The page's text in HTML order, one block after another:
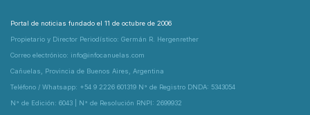
Portal de noticias fundado el 11 de octubre de 2006
Propietario y Director Periodístico: Germán R. Hergenrether
Correo electrónico: info@infocanuelas.com
Cañuelas, Provincia de Buenos Aires, Argentina
Teléfono / Whatsapp: +54 9 2226 601319 N° de Registro DNDA: 5343054
N° de Edición: 6043 | N° de Resolución RNPI: 2699932